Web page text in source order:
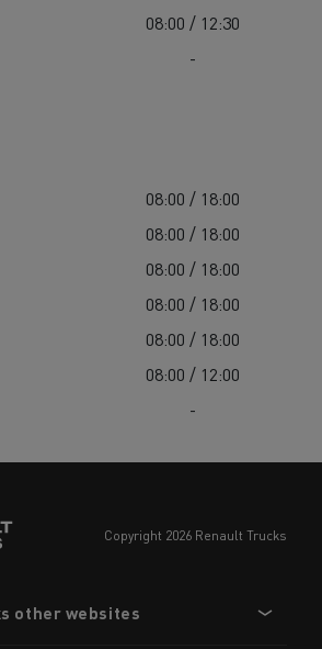
08:00 / 12:30
-
08:00 / 18:00
08:00 / 18:00
08:00 / 18:00
08:00 / 18:00
08:00 / 18:00
08:00 / 12:00
-
copyright 2026 Renault Trucks
other websites